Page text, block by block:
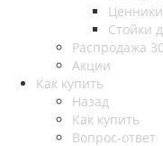
Ценники
Стойки
Распродажа
Акции
Как купить
Назад
Как купить
Вопрос-ответ